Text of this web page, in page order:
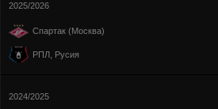
2025/2026
Спартак (Москва)
РПЛ, Русия
2024/2025